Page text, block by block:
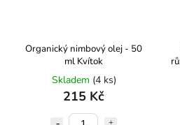
Organický nimbový olej - 50
ml Kvítok
Skladem (4 ks)
215 Kč